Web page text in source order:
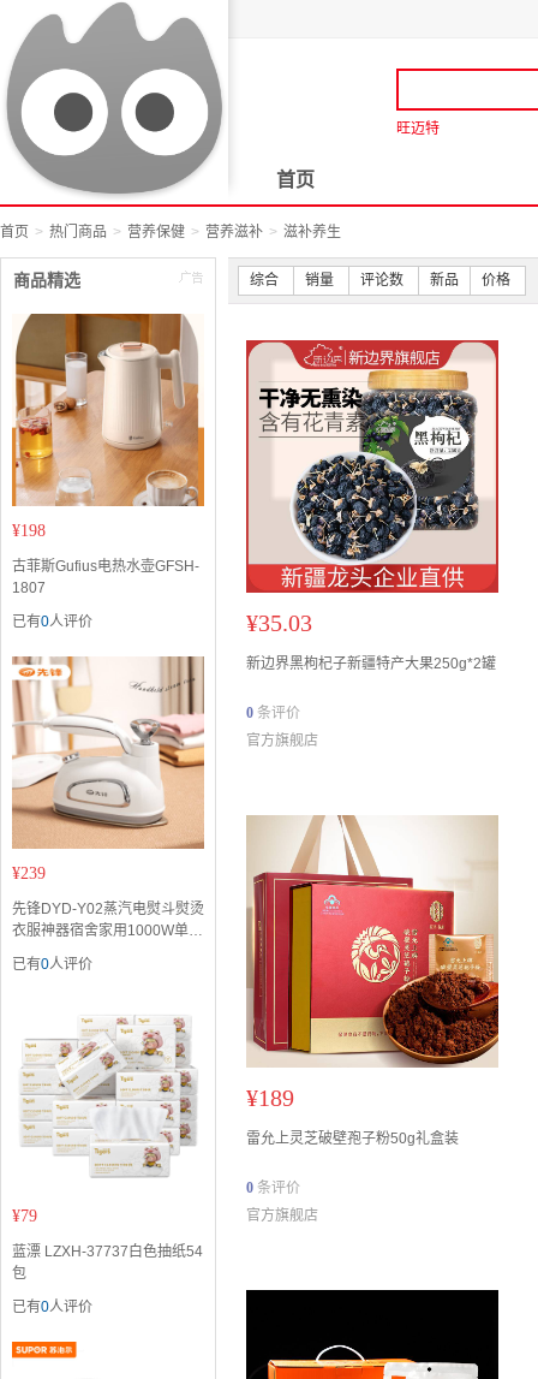
旺迈特
首页
首页 热门商品 营养保健 营养滋补 滋补养生
商品精选
¥198
古菲斯Gufius电热水壶GFSH-
1807
已有0人评价
¥239
先锋DYD-Y02蒸汽电熨斗熨烫
衣服神器宿舍家用1000W单档
开电熨斗
已有0人评价
¥79
蓝漂 LZXH-37737白色抽纸54
包
已有0人评价
综合 销量 评论数 新品 价格
¥35.03
新边界黑枸杞子新疆特产大果250g*2罐
0 条评价
官方旗舰店
¥189
雷允上灵芝破壁孢子粉50g礼盒装
0 条评价
官方旗舰店